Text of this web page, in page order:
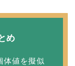
め
体値を擬似